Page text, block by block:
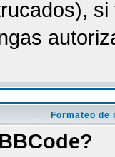
Formateo de